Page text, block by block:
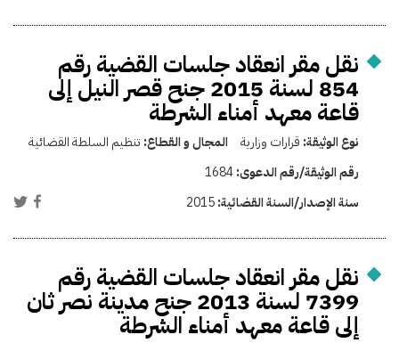
نقل مقر انعقاد جلسات القضية رقم
854 لسنة 2015 جنح قصر النيل إلى
قاعة معهد أمناء الشرطة
نوع الوثيقة: قرارات وزارية المجال و القطاع: تنظيم السلطة القضائية
رقم الوثيقة/رقم الدعوى:1684
سنة الإصدار/السنة القضائية:2015
نقل مقر انعقاد جلسات القضية رقم
7399 لسنة 2013 جنح مدينة نصر ثان
إلى قاعة معهد أمناء الشرطة